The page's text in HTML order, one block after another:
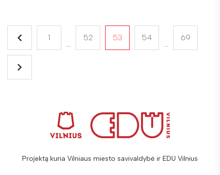
1
...
52 53 54
...
69
Projektą kuria Vilniaus miesto savivaldybė ir EDU Vilnius